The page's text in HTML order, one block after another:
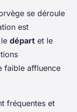
se déroule
est
départ et le
faible affluence
fréquentes et